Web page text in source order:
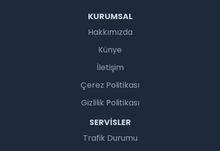
KURUMSAL
Hakkımızda
Künye
İletişim
Çerez Politikası
Gizlilik Politikası
SERVISLER
Trafik Durumu